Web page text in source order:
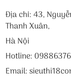
Địa chỉ: 43,
Thanh Xuân,
Hà Nội
Hotline:
Email: